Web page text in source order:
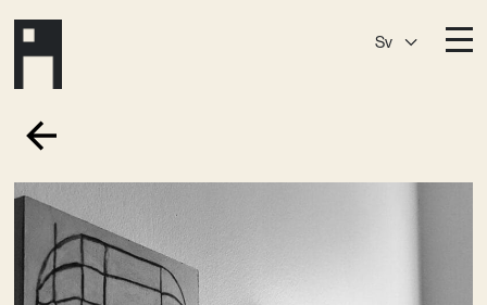
Sv
A House
A HouseSlaktis
A HouseSlussen
A HouseSickla